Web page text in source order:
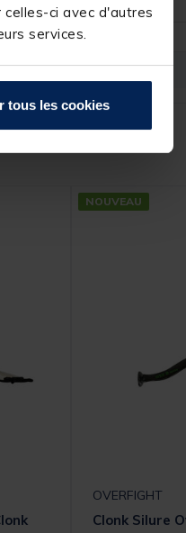
ci avec d'autres
services.
tous les cookies
NOUVEAU
OVERFIGHT
Clonk Silure